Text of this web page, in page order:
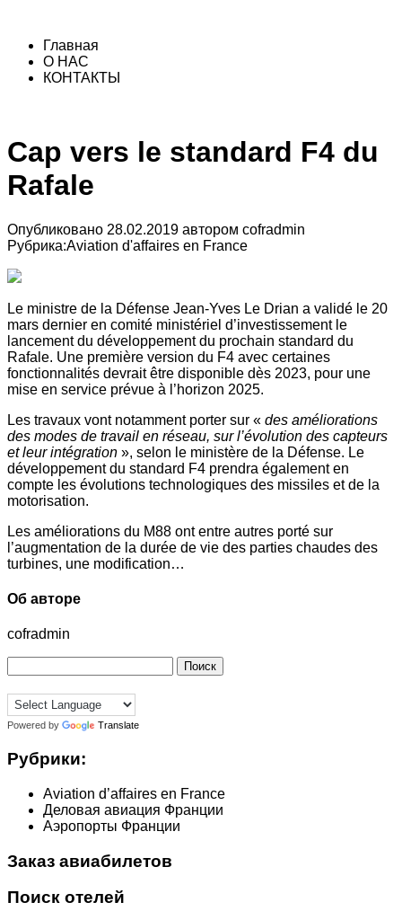
Главная
О НАС
КОНТАКТЫ
Cap vers le standard F4 du
Rafale
Опубликовано 28.02.2019 автором cofradmin
Рубрика:Aviation d'affaires en France
Le ministre de la Défense Jean-Yves Le Drian a validé le 20
mars dernier en comité ministériel d’investissement le
lancement du développement du prochain standard du
Rafale. Une première version du F4 avec certaines
fonctionnalités devrait être disponible dès 2023, pour une
mise en service prévue à l’horizon 2025.
Les travaux vont notamment porter sur « des améliorations
des modes de travail en réseau, sur l’évolution des capteurs
et leur intégration », selon le ministère de la Défense. Le
développement du standard F4 prendra également en
compte les évolutions technologiques des missiles et de la
motorisation.
Les améliorations du M88 ont entre autres porté sur
l’augmentation de la durée de vie des parties chaudes des
turbines, une modification…
Об авторе
cofradmin
Powered by Translate
Рубрики:
Aviation d’affaires en France
Деловая авиация Франции
Аэропорты Франции
Заказ авиабилетов
Поиск отелей